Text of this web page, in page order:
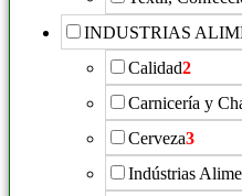
INDUSTRIAS
Calidad2
Carnicería y
Cerveza3
Indústrias